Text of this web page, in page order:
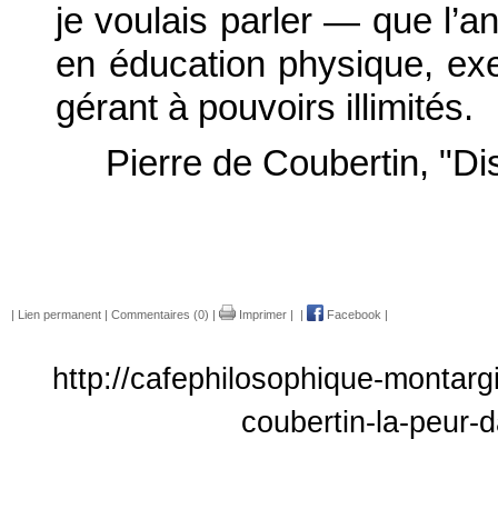
je voulais parler — que
en éducation physique,
gérant à pouvoirs illimités.
Pierre de Coubertin,
| Lien permanent | Commentaires (0) | Imprimer | | Facebook |
http://cafephilosophique-
coubertin-la-peur-